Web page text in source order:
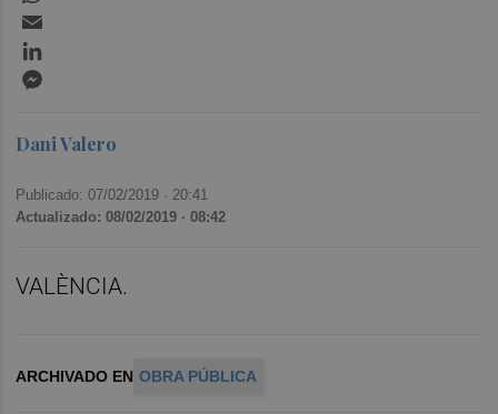
Dani Valero
Publicado: 07/02/2019 · 20:41
Actualizado: 08/02/2019 · 08:42
VALÈNCIA.
ARCHIVADO EN OBRA PÚBLICA